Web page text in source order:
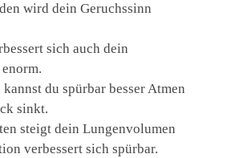
wird dein Geruchssinn
sich auch dein
kannst du spürbar besser Atmen
sinkt.
steigt dein Lungenvolumen
verbessert sich spürbar.